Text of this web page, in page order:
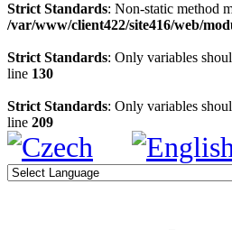
Strict Standards: Non-static method
/var/www/client422/site416/web/
Strict Standards: Only variables
line 130
Strict Standards: Only variables
line 209